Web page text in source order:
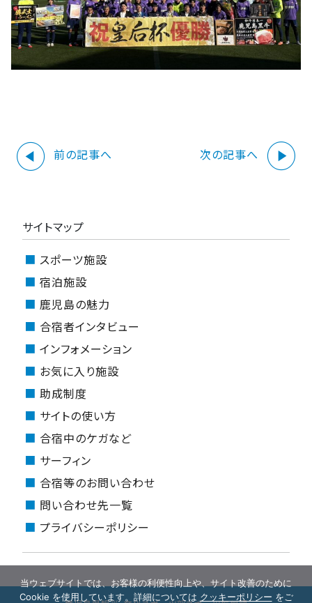
play_circle 前の記事へ 次の記事へ play_circle
サイトマップ
スポーツ施設
宿泊施設
鹿児島の魅力
合宿者インタビュー
インフォメーション
お気に入り施設
助成制度
サイトの使い方
合宿中のケガなど
サーフィン
合宿等のお問い合わせ
問い合わせ先一覧
プライバシーポリシー
当ウェブサイトでは、お客様の利便性向上や、サイト改善のために
Cookie を使用しています。詳細については クッキーポリシー をご